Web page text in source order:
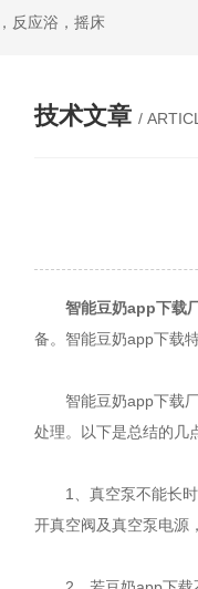
，反应浴，摇床
技术文章 /
智能豆奶app下载
备。智能豆奶app下载
智能豆奶app下载厂家
处理。以下是总结的几点
1、真空泵不能长
开真空阀及真空泵电源